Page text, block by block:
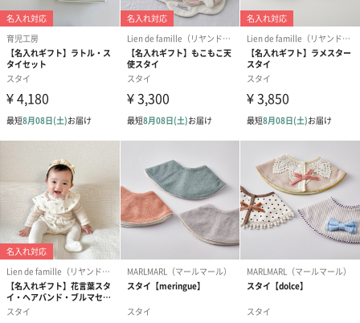
写真付きメッセージカ
ード（680円）
写真付きメッセージカ
ード（Thank you）ピ
ンク（680円）
刷なし）（
包装紙
ラッピングを施してお届けいたします。